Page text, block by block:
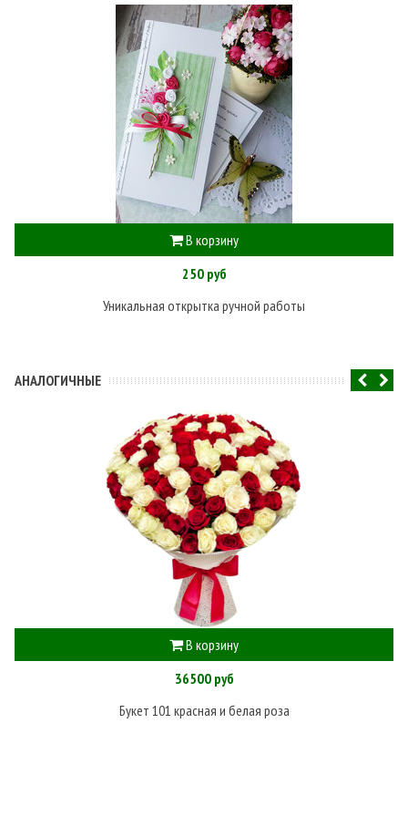
В корзину
250 руб
Уникальная открытка ручной работы
АНАЛОГИЧНЫЕ
В корзину
36500 руб
Букет 101 красная и белая роза